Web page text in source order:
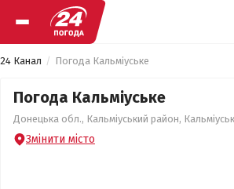
24 Канал Погода Кальміуське
Погода Кальміуське
Донецька обл., Кальміуський район,
Змінити місто